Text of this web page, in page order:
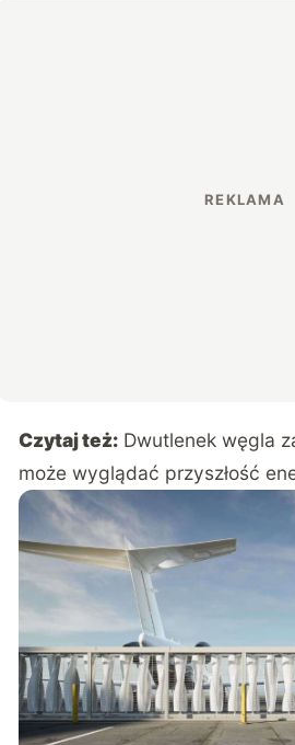
Czytaj też: Dwutlenek węgla
może wyglądać przyszłość